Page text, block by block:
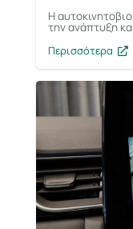
Η
την ανάπτυξη
Περισσότερα